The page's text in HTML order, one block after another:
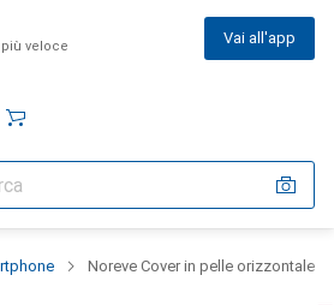
veloce Vai all'app
Noreve Cover in pelle orizzontale